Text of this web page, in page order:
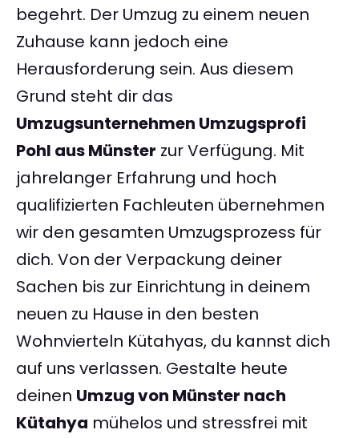
begehrt. Der Umzug zu einem neuen
Zuhause kann jedoch eine
Herausforderung sein. Aus diesem
Grund steht dir das
Umzugsunternehmen Umzugsprofi
Pohl aus Münster zur Verfügung. Mit
jahrelanger Erfahrung und hoch
qualifizierten Fachleuten übernehmen
wir den gesamten Umzugsprozess für
dich. Von der Verpackung deiner
Sachen bis zur Einrichtung in deinem
neuen zu Hause in den besten
Wohnvierteln Kütahyas, du kannst dich
auf uns verlassen. Gestalte heute
deinen Umzug von Münster nach
Kütahya mühelos und stressfrei mit